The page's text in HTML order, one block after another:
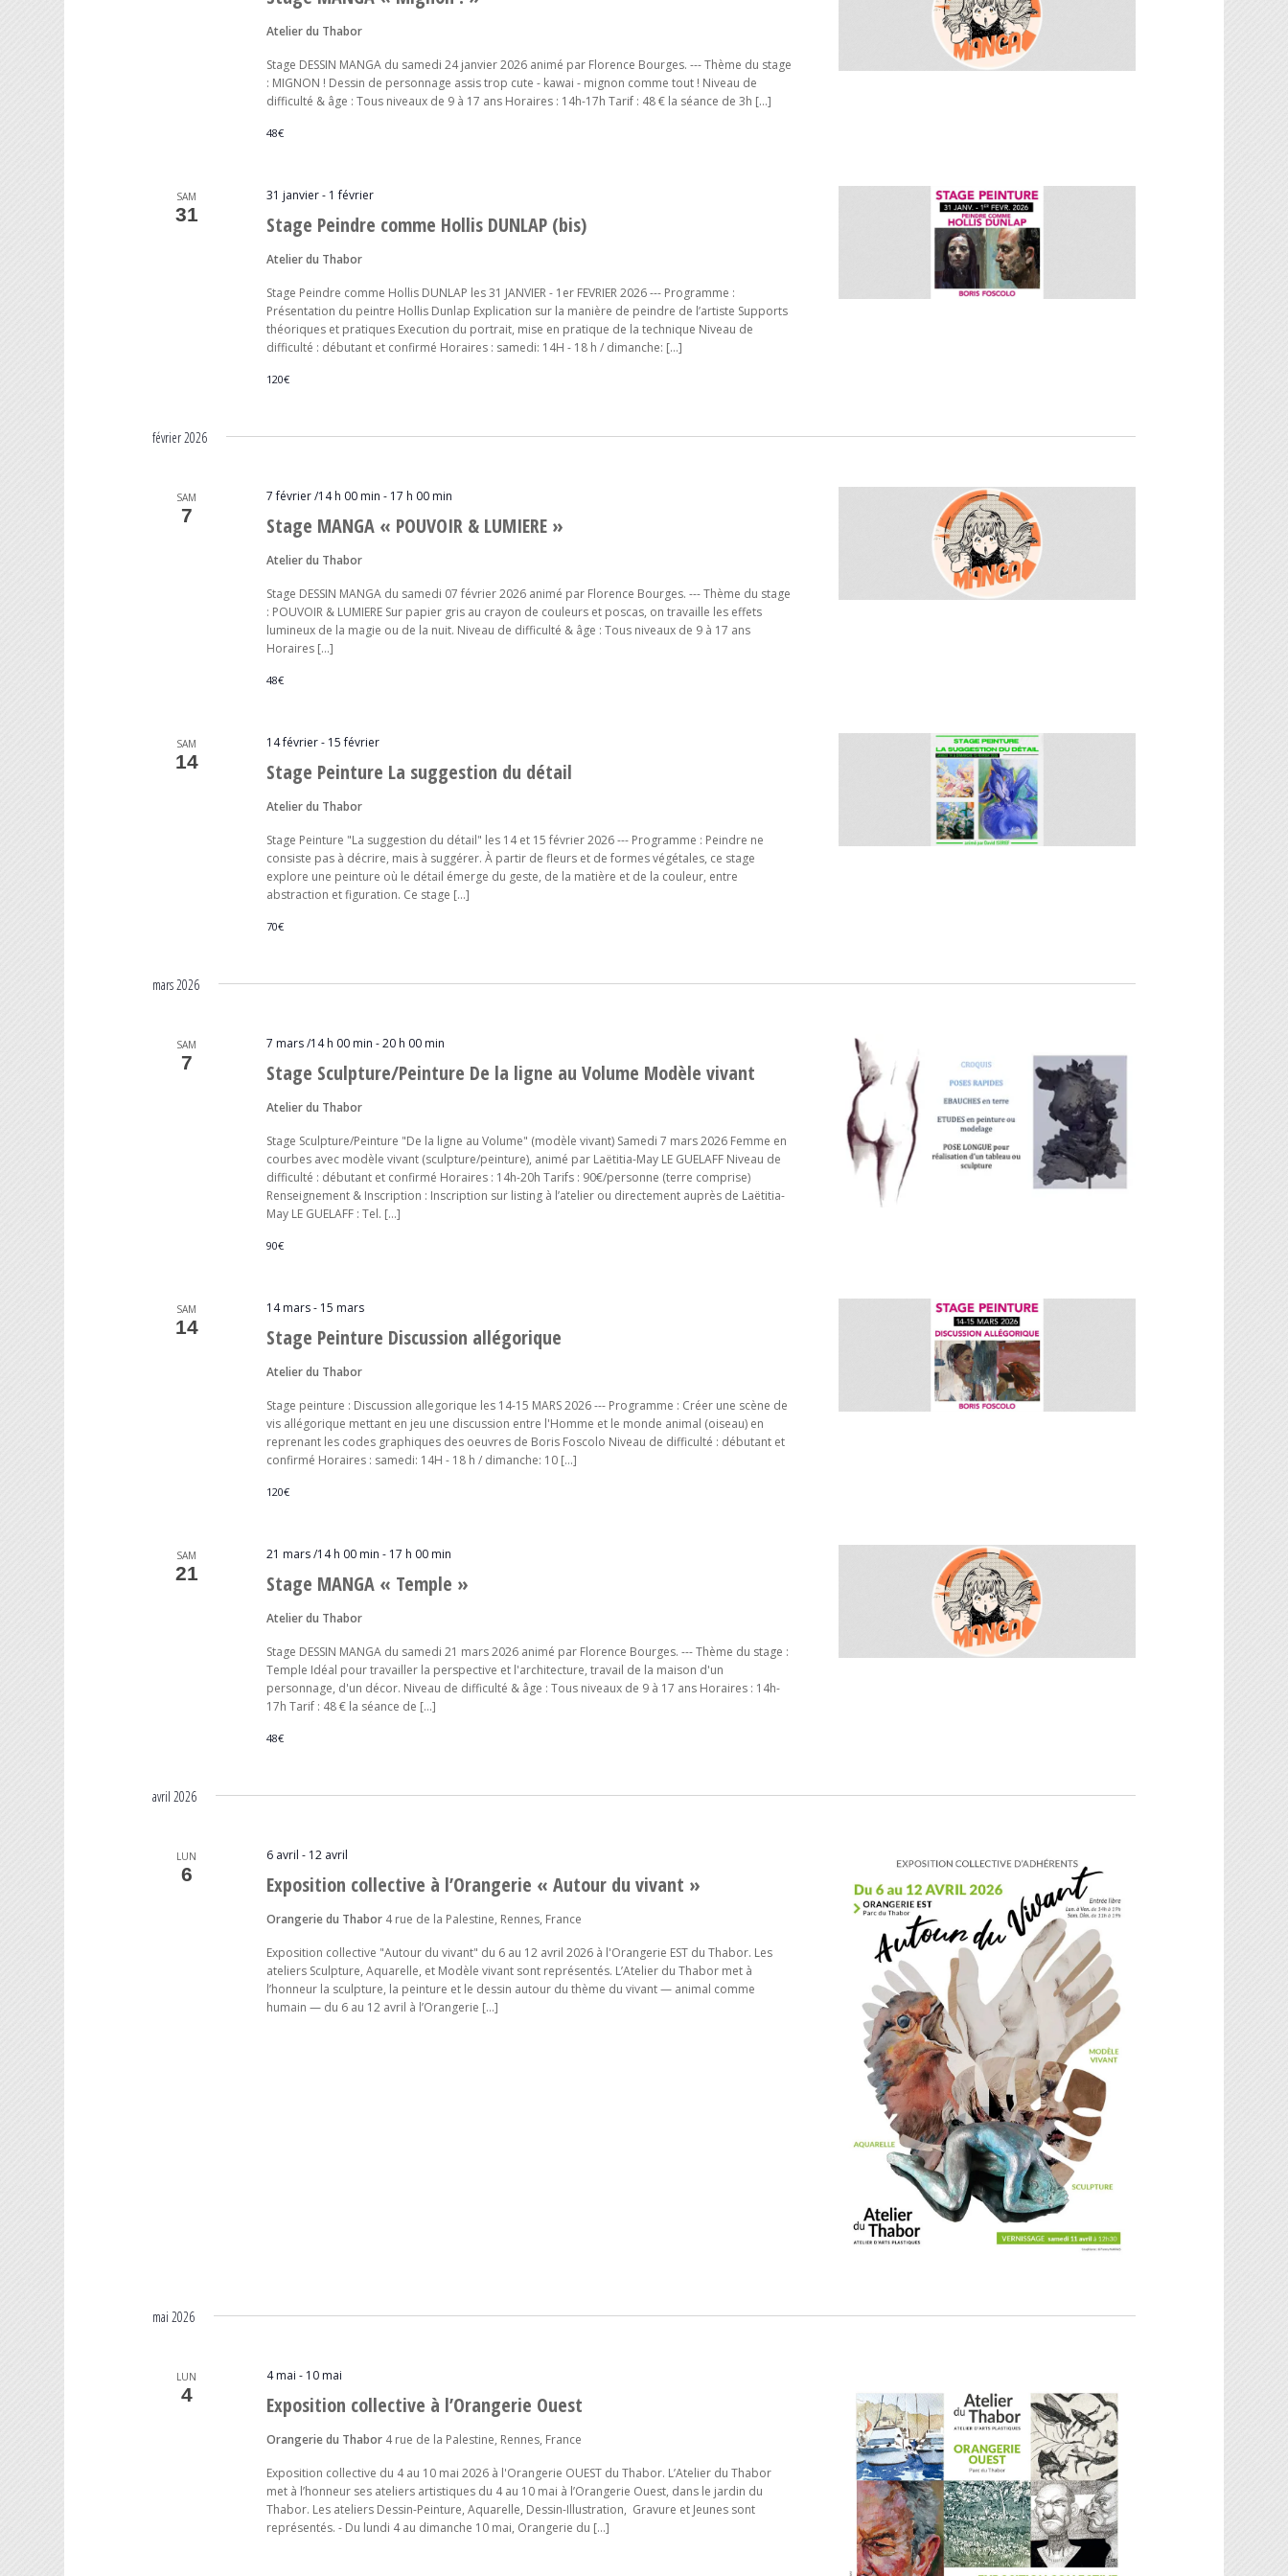
Atelier du Thabor
Stage DESSIN MANGA du samedi 24 janvier 2026 animé par Florence Bourges. --- Thème du stage
: MIGNON ! Dessin de personnage assis trop cute - kawai - mignon comme tout ! Niveau de
difficulté & âge : Tous niveaux de 9 à 17 ans Horaires : 14h-17h Tarif : 48 € la séance de 3h […]
48€
SAM
31 Stage Peindre comme Hollis DUNLAP (bis)
31 janvier- 1 février
Atelier du Thabor
Stage Peindre comme Hollis DUNLAP les 31 JANVIER - 1er FEVRIER 2026 --- Programme :
Présentation du peintre Hollis Dunlap Explication sur la manière de peindre de l’artiste Supports
théoriques et pratiques Execution du portrait, mise en pratique de la technique Niveau de
difficulté : débutant et confirmé Horaires : samedi: 14H - 18 h / dimanche: […]
120€
février 2026
SAM
7 Stage MANGA « POUVOIR & LUMIERE »
7 février /14 h 00 min - 17 h 00 min
Atelier du Thabor
Stage DESSIN MANGA du samedi 07 février 2026 animé par Florence Bourges. --- Thème du stage
: POUVOIR & LUMIERE Sur papier gris au crayon de couleurs et poscas, on travaille les effets
lumineux de la magie ou de la nuit. Niveau de difficulté & âge : Tous niveaux de 9 à 17 ans
Horaires […]
48€
SAM
14 Stage Peinture La suggestion du détail
14 février- 15 février
Atelier du Thabor
Stage Peinture "La suggestion du détail" les 14 et 15 février 2026 --- Programme : Peindre ne
consiste pas à décrire, mais à suggérer. À partir de fleurs et de formes végétales, ce stage
explore une peinture où le détail émerge du geste, de la matière et de la couleur, entre
abstraction et figuration. Ce stage […]
70€
mars 2026
SAM
7 Stage Sculpture/Peinture De la ligne au Volume Modèle vivant
7 mars /14 h 00 min -20 h 00 min
Atelier du Thabor
Stage Sculpture/Peinture "De la ligne au Volume" (modèle vivant) Samedi 7 mars 2026 Femme en
courbes avec modèle vivant (sculpture/peinture), animé par Laëtitia-May LE GUELAFF Niveau de
difficulté : débutant et confirmé Horaires : 14h-20h Tarifs : 90€/personne (terre comprise)
Renseignement & Inscription : Inscription sur listing à l’atelier ou directement auprès de Laëtitia-
May LE GUELAFF : Tel. […]
90€
SAM
14 Stage Peinture Discussion allégorique
14 mars- 15 mars
Atelier du Thabor
Stage peinture : Discussion allegorique les 14-15 MARS 2026 --- Programme : Créer une scène de
vis allégorique mettant en jeu une discussion entre l'Homme et le monde animal (oiseau) en
reprenant les codes graphiques des oeuvres de Boris Foscolo Niveau de difficulté : débutant et
confirmé Horaires : samedi: 14H - 18 h / dimanche: 10 […]
120€
SAM
21 Stage MANGA « Temple »
21 mars /14 h 00 min - 17 h 00 min
Atelier du Thabor
Stage DESSIN MANGA du samedi 21 mars 2026 animé par Florence Bourges. --- Thème du stage :
Temple Idéal pour travailler la perspective et l'architecture, travail de la maison d'un
personnage, d'un décor. Niveau de difficulté & âge : Tous niveaux de 9 à 17 ans Horaires : 14h-
17h Tarif : 48 € la séance de […]
48€
avril 2026
LUN
6 Exposition collective à l’Orangerie « Autour du vivant »
6 avril - 12 avril
Orangerie du Thabor 4 rue de la Palestine, Rennes, France
Exposition collective "Autour du vivant" du 6 au 12 avril 2026 à l'Orangerie EST du Thabor. Les
ateliers Sculpture, Aquarelle, et Modèle vivant sont représentés. L’Atelier du Thabor met à
l’honneur la sculpture, la peinture et le dessin autour du thème du vivant — animal comme
humain — du 6 au 12 avril à l’Orangerie […]
mai 2026
LUN
4 Exposition collective à l’Orangerie Ouest
4 mai - 10 mai
Orangerie du Thabor 4 rue de la Palestine, Rennes, France
Exposition collective du 4 au 10 mai 2026 à l'Orangerie OUEST du Thabor. L’Atelier du Thabor
met à l’honneur ses ateliers artistiques du 4 au 10 mai à l’Orangerie Ouest, dans le jardin du
Thabor. Les ateliers Dessin-Peinture, Aquarelle, Dessin-Illustration, Gravure et Jeunes sont
représentés. - Du lundi 4 au dimanche 10 mai, Orangerie du […]